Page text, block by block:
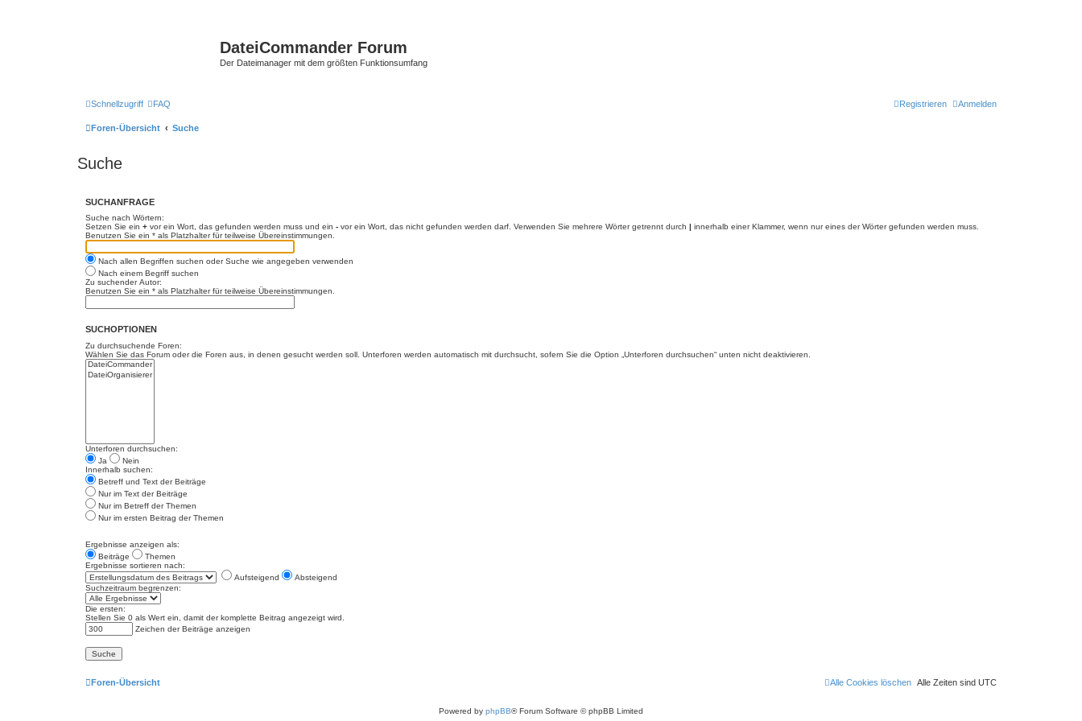
DateiCommander Forum
Der Dateimanager mit dem größten Funktionsumfang
Schnellzugriff FAQ Anmelden
Registrieren
Foren-Übersicht Suche
Suche
SUCHANFRAGE
Suche nach Wörtern:
Setzen Sie ein + vor ein Wort, das gefunden werden muss und ein - vor ein Wort, das nicht gefunden werden darf. Verwenden Sie mehrere Wörter getrennt durch | innerhalb einer Klammer, wenn nur eines der Wörter gefunden werden muss.
Benutzen Sie ein * als Platzhalter für teilweise Übereinstimmungen.
Nach allen Begriffen suchen oder Suche wie angegeben verwenden
Nach einem Begriff suchen
Zu suchender Autor:
Benutzen Sie ein * als Platzhalter für teilweise Übereinstimmungen.
SUCHOPTIONEN
Zu durchsuchende Foren:
Wählen Sie das Forum oder die Foren aus, in denen gesucht werden soll. Unterforen werden automatisch mit durchsucht, sofern Sie die Option „Unterforen durchsuchen“ unten nicht deaktivieren.
Unterforen durchsuchen:
Ja
Nein
Innerhalb suchen:
Betreff und Text der Beiträge
Nur im Text der Beiträge
Nur im Betreff der Themen
Nur im ersten Beitrag der Themen
Ergebnisse anzeigen als:
Beiträge
Themen
Ergebnisse sortieren nach:
Aufsteigend
Absteigend
Suchzeitraum begrenzen:
Die ersten:
Stellen Sie 0 als Wert ein, damit der komplette Beitrag angezeigt wird.
Zeichen der Beiträge anzeigen
Foren-Übersicht Alle Zeiten sind UTC
Alle Cookies löschen
Powered by phpBB® Forum Software © phpBB Limited